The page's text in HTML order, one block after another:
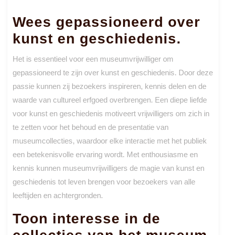
Wees gepassioneerd over
kunst en geschiedenis.
Het is essentieel voor een museumvrijwilliger om
gepassioneerd te zijn over kunst en geschiedenis. Door deze
passie kunnen zij bezoekers inspireren, kennis delen en de
waarde van cultureel erfgoed overbrengen. Een diepe liefde
voor kunst en geschiedenis motiveert vrijwilligers om zich in
te zetten voor het behoud en de presentatie van
museumcollecties, waardoor elke interactie met het publiek
een betekenisvolle ervaring wordt. Met enthousiasme en
kennis kunnen museumvrijwilligers de magie van kunst en
geschiedenis tot leven brengen voor bezoekers van alle
leeftijden en achtergronden.
Toon interesse in de